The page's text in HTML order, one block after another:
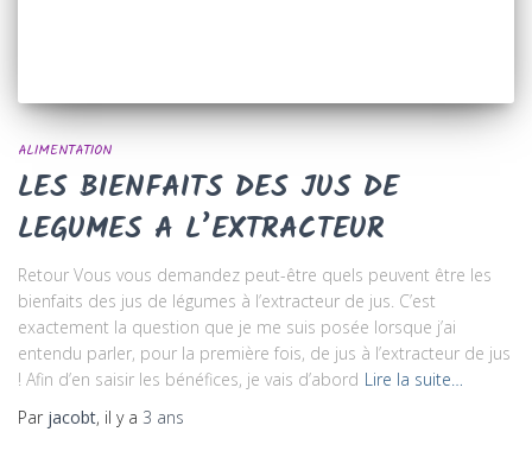
ALIMENTATION
LES BIENFAITS DES JUS DE
LEGUMES A L’EXTRACTEUR
Retour Vous vous demandez peut-être quels peuvent être les
bienfaits des jus de légumes à l’extracteur de jus. C’est
exactement la question que je me suis posée lorsque j’ai
entendu parler, pour la première fois, de jus à l’extracteur de jus
! Afin d’en saisir les bénéfices, je vais d’abord Lire la suite…
Par jacobt, il y a 3 ans